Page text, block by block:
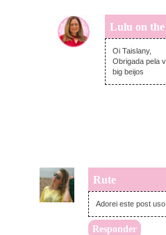
Lulu on
Oi Taislany,
Obrigada pela
big beijos
Rute
Adorei este post
Responder